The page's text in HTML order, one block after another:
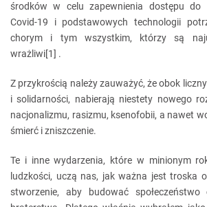
środków w celu zapewnienia dostępu do
Covid-19 i podstawowych technologii
chorym i tym wszystkim, którzy są
wrażliwi[1] .
Z przykrością należy zauważyć, że obok
i solidarności, nabierają niestety nowego
nacjonalizmu, rasizmu, ksenofobii, a nawet
śmierć i zniszczenie.
Te i inne wydarzenia, które w minionym
ludzkości, uczą nas, jak ważna jest troska
stworzenie, aby budować